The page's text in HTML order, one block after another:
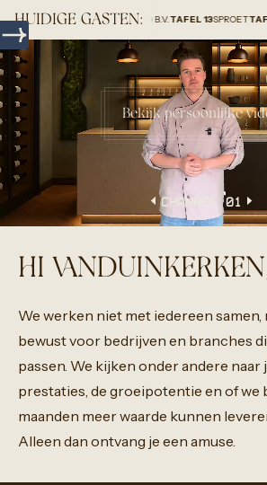
HUIDIGE GASTEN:
GROUP HOLLAND B.V. TAFEL 13SPROETTAFEL 14
Bekijk persoonlijke
CHANNEL 01
HI
We werken niet met iedereen samen,
bewustvoor bedrijven en branches
passen. We kijken onderandere naar
prestaties, de groeipotentie en ofwe
maanden meerwaarde kunnen
Alleen dan ontvang je een amuse.